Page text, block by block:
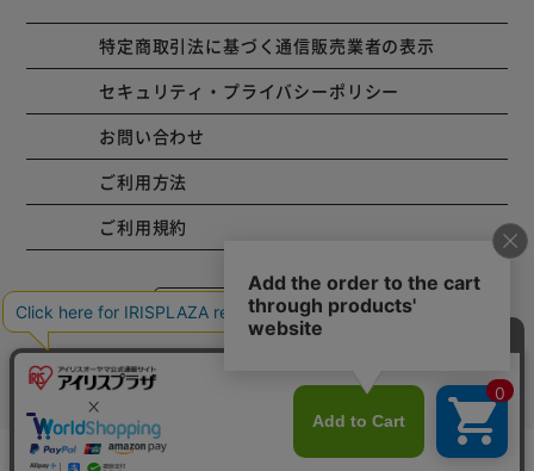
特定商取引法に基づく通信販売業者の表示
セキュリティ・プライバシーポリシー
お問い合わせ
ご利用方法
ご利用規約
コーポレートサイト
Copyright © 2001 IRISPLAZA. ALL Rights Reserved.